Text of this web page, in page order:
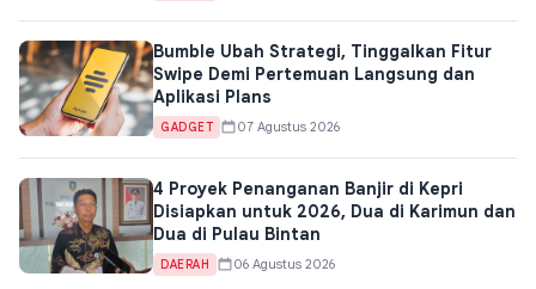
Bumble Ubah Strategi, Tinggalkan Fitur
Swipe Demi Pertemuan Langsung dan
Aplikasi Plans
GADGET 07 Agustus 2026
4 Proyek Penanganan Banjir di Kepri
Disiapkan untuk 2026, Dua di Karimun dan
Dua di Pulau Bintan
DAERAH 06 Agustus 2026